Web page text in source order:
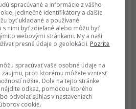
no čo jeho menší
vysvetľuje, či chrústik škodí
spracúvané a informácie z vášho
jedinečné identifikátory a ďalšie
byť ukladané a používané
s nimi byť zdieľané alebo môžu byť
webovými stránkami. My a naši
presné údaje o geolokácii. Pozrite
spracúvať vaše osobné údaje na
proti ktorému môžete vzniesť
nižšie. Dole na tejto stránke
odkaz, pomocou ktorého
odvolať súhlas v nastaveniach
cookie.